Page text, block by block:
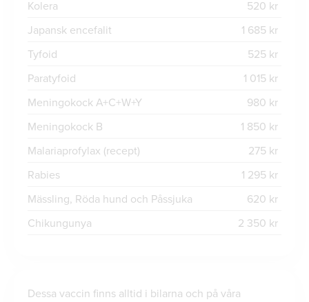
Kolera
520 kr
Japansk encefalit
1 685 kr
Tyfoid
525 kr
Paratyfoid
1 015 kr
Meningokock A+C+W+Y
980 kr
Meningokock B
1 850 kr
Malariaprofylax (recept)
275 kr
Rabies
1 295 kr
Mässling, Röda hund och Påssjuka
620 kr
Chikungunya
2 350 kr
Dessa vaccin finns alltid i bilarna och på våra